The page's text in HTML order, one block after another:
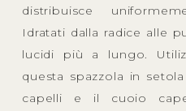
distribuisce
Idratati dalla radice alle
lucidi più a lungo.
questa spazzola in
capelli e il cuoio